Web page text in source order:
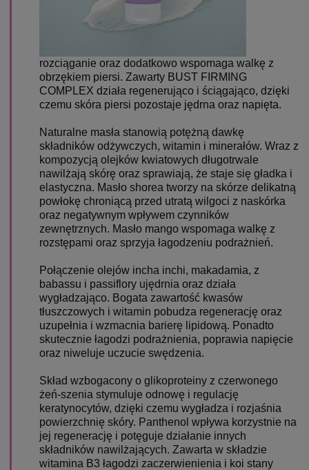
rozciąganie oraz dodatkowo wspomaga walkę z
obrzękiem piersi. Zawarty BUST FIRMING
COMPLEX działa regenerująco i ściągająco, dzięki
czemu skóra piersi pozostaje jędrna oraz napięta.
Naturalne masła stanowią potężną dawkę
składników odżywczych, witamin i minerałów. Wraz z
kompozycją olejków kwiatowych długotrwale
nawilżają skórę oraz sprawiają, że staje się gładka i
elastyczna. Masło shorea tworzy na skórze delikatną
powłokę chroniącą przed utratą wilgoci z naskórka
oraz negatywnym wpływem czynników
zewnętrznych. Masło mango wspomaga walkę z
rozstępami oraz sprzyja łagodzeniu podrażnień.
Połączenie olejów incha inchi, makadamia, z
babassu i passiflory ujędrnia oraz działa
wygładzająco. Bogata zawartość kwasów
tłuszczowych i witamin pobudza regenerację oraz
uzupełnia i wzmacnia barierę lipidową. Ponadto
skutecznie łagodzi podrażnienia, poprawia napięcie
oraz niweluje uczucie swędzenia.
Skład wzbogacony o glikoproteiny z czerwonego
żeń-szenia stymuluje odnowę i regulację
keratynocytów, dzięki czemu wygładza i rozjaśnia
powierzchnię skóry. Panthenol wpływa korzystnie na
jej regenerację i potęguje działanie innych
składników nawilżających. Zawarta w składzie
witamina B3 łagodzi zaczerwienienia i koi stany